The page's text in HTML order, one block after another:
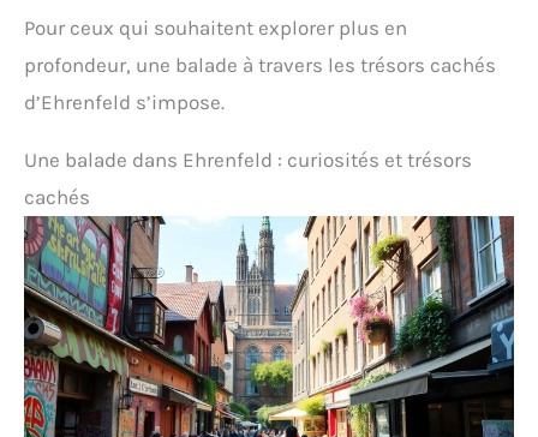
Pour ceux qui souhaitent explorer plus en
profondeur, une balade à travers les trésors cachés
d’Ehrenfeld s’impose.
Une balade dans Ehrenfeld : curiosités et trésors
cachés